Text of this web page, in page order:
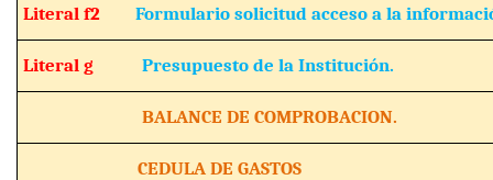
Literal f2 Formulario solicitud acceso a la
Literal g Presupuesto de la Institución.
BALANCE DE COMPROBACION.
CEDULA DE GASTOS